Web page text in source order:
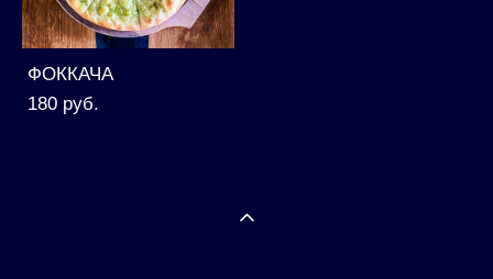
ФОККАЧА
180 pуб.